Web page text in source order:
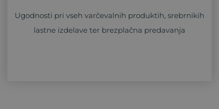
Ugodnosti pri vseh varčevalnih produktih, srebrnikih
lastne izdelave ter brezplačna predavanja